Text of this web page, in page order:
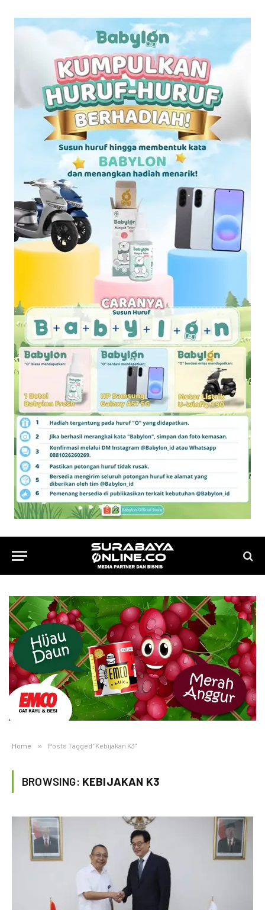
Home » Posts Tagged "Kebijakan K3"
BROWSING: KEBIJAKAN K3